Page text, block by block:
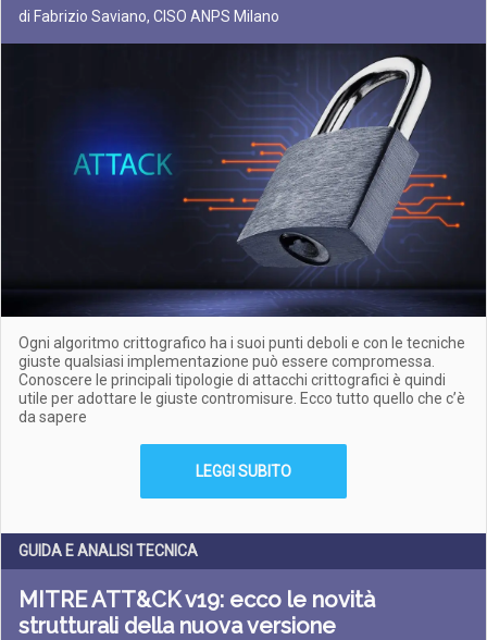
di Fabrizio Saviano, CISO ANPS Milano
Ogni algoritmo crittografico ha i suoi punti deboli e con le tecniche
giuste qualsiasi implementazione può essere compromessa.
Conoscere le principali tipologie di attacchi crittografici è quindi
utile per adottare le giuste contromisure. Ecco tutto quello che c’è
da sapere
LEGGI SUBITO
GUIDA E ANALISI TECNICA
MITRE ATT&CK v19: ecco le novità
strutturali della nuova versione